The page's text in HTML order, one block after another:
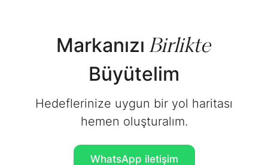
MarkanızıBirlikte
Büyütelim
Hedeflerinize uygun bir yol haritası
hemen oluşturalım.
WhatsApp iletişim